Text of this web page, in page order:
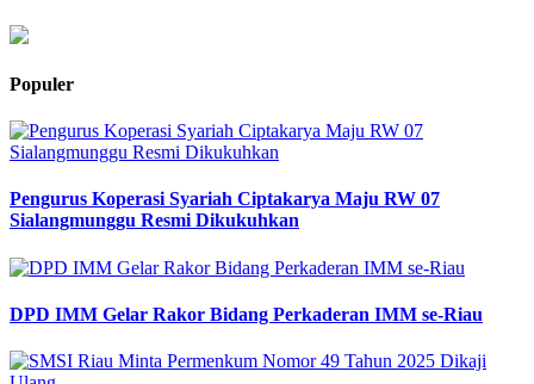
Populer
Pengurus Koperasi Syariah Ciptakarya Maju RW 07
Sialangmunggu Resmi Dikukuhkan
DPD IMM Gelar Rakor Bidang Perkaderan IMM se-Riau